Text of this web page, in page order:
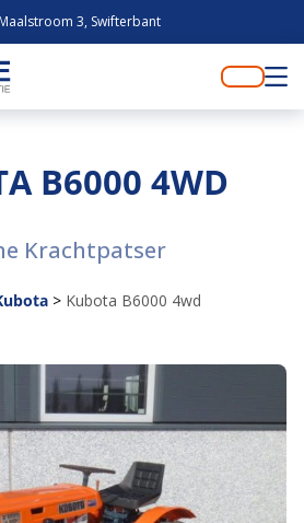
3, Swifterbant
B6000 4WD
Krachtpatser
> Kubota B6000 4wd